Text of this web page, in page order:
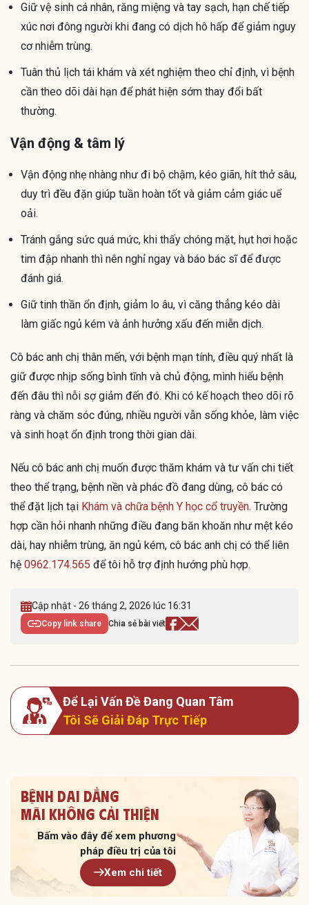
Giữ vệ sinh cá nhân, răng miệng và tay sạch, hạn chế tiếp
xúc nơi đông người khi đang có dịch hô hấp để giảm nguy
cơ nhiễm trùng.
Tuân thủ lịch tái khám và xét nghiệm theo chỉ định, vì bệnh
cần theo dõi dài hạn để phát hiện sớm thay đổi bất
thường.
Vận động & tâm lý
Vận động nhẹ nhàng như đi bộ chậm, kéo giãn, hít thở sâu,
duy trì đều đặn giúp tuần hoàn tốt và giảm cảm giác uể
oải.
Tránh gắng sức quá mức, khi thấy chóng mặt, hụt hơi hoặc
tim đập nhanh thì nên nghỉ ngay và báo bác sĩ để được
đánh giá.
Giữ tinh thần ổn định, giảm lo âu, vì căng thẳng kéo dài
làm giấc ngủ kém và ảnh hưởng xấu đến miễn dịch.
Cô bác anh chị thân mến, với bệnh mạn tính, điều quý nhất là
giữ được nhịp sống bình tĩnh và chủ động, mình hiểu bệnh
đến đâu thì nỗi sợ giảm đến đó. Khi có kế hoạch theo dõi rõ
ràng và chăm sóc đúng, nhiều người vẫn sống khỏe, làm việc
và sinh hoạt ổn định trong thời gian dài.
Nếu cô bác anh chị muốn được thăm khám và tư vấn chi tiết
theo thể trạng, bệnh nền và phác đồ đang dùng, cô bác có
thể đặt lịch tại Khám và chữa bệnh Y học cổ truyền. Trường
hợp cần hỏi nhanh những điều đang băn khoăn như mệt kéo
dài, hay nhiễm trùng, ăn ngủ kém, cô bác anh chị có thể liên
hệ 0962.174.565 để tôi hỗ trợ định hướng phù hợp.
Cập nhật - 26 tháng 2, 2026 lúc 16:31
Copy link share Chia sẻ bài viết
Để Lại Vấn Đề Đang Quan Tâm
Tôi Sẽ Giải Đáp Trực Tiếp
Bệnh dai dẳng
Mãi không cải thiện
Bấm vào đây để xem phương
pháp điều trị của tôi
Xem chi tiết